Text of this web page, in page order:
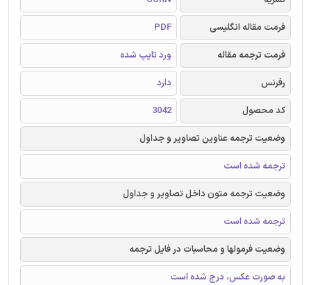
فرمت مقاله انگلیسی
PDF
فرمت ترجمه مقاله
ورد تایپ شده
رفرنس
دارد
کد محصول
3042
وضعیت ترجمه عناوین تصاویر و جداول
ترجمه شده است
وضعیت ترجمه متون داخل تصاویر و جداول
ترجمه شده است
وضعیت فرمولها و محاسبات در فایل ترجمه
به صورت عکس، درج شده است